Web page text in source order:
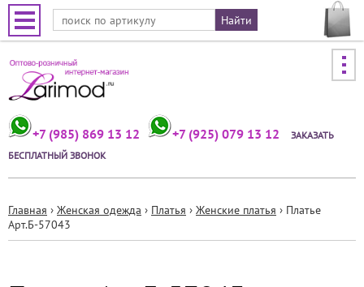
Jump to navigation
+7 (985) 869 13 12 +7 (925) 079 13 12
ЗАКАЗАТЬ
БЕСПЛАТНЫЙ ЗВОНОК
Вы
Главная › Женская одежда › Платья › Женские платья › Платье
Арт.Б-57043